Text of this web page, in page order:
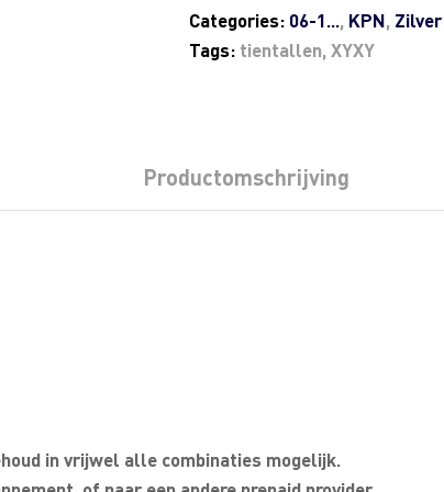
Categories: 06-1..., KPN, Zilver
Tags: tientallen,XYXY
Productomschrijving
in vrijwel alle combinaties mogelijk.